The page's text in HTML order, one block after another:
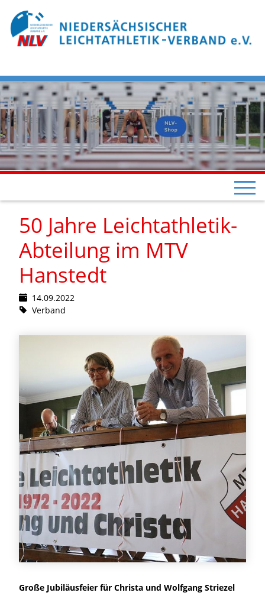
50 Jahre Leichtathletik-
Abteilung im MTV
Hanstedt
14.09.2022
Verband
Große Jubiläusfeier für Christa und Wolfgang Striezel